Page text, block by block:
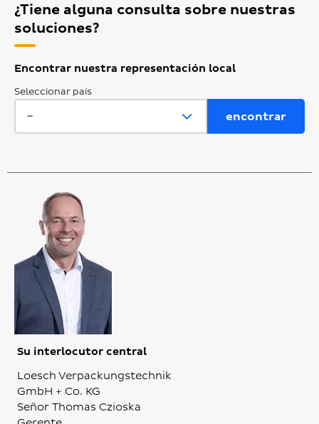
¿Tiene alguna consulta sobre nuestras
soluciones?
Encontrar nuestra representación local
Seleccionar país
Su interlocutor central
Loesch Verpackungstechnik
GmbH + Co. KG
Señor Thomas Czioska